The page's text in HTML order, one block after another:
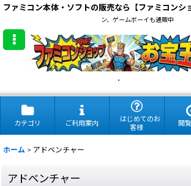
ファミコン本体・ソフトの販売なら【ファミコンシ
ン、ゲームボーイも通販中
.
カテゴリ ご利用案内
はじめてのお
客様
閲
ホーム > アドベンチャー
アドベンチャー